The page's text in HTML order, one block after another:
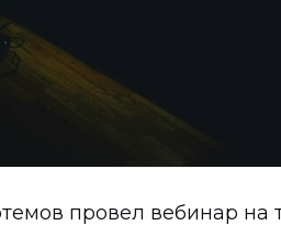
провел вебинар на